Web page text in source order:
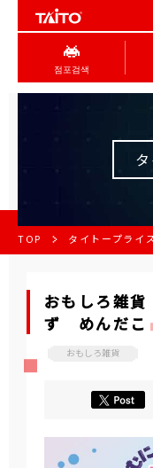
점포검색
TOP タイトープライ
おもしろ雑
ず めんだこ
おもしろ雑貨